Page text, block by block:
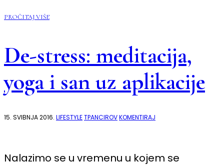
PROČITAJ VIŠE
De-stress: meditacija,
yoga i san uz aplikacije
15. SVIBNJA 2016. LIFESTYLETPANCIROVKOMENTIRAJ
SAN
Nalazimo se u vremenu u kojem se